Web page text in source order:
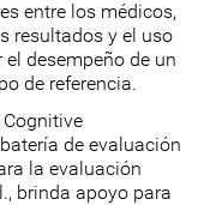
entre los médicos,
resultados y el uso
desempeño de un
de referencia.
de evaluación
la evaluación
brinda apoyo para